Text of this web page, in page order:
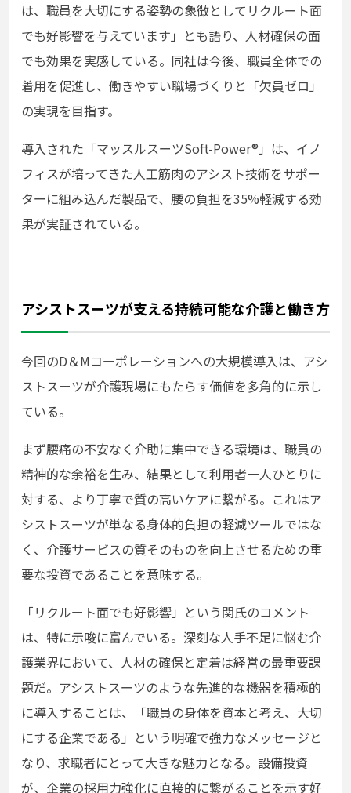
は、職員を大切にする姿勢の象徴としてリクルート面
でも好影響を与えています」とも語り、人材確保の面
でも効果を実感している。同社は今後、職員全体での
着用を促進し、働きやすい職場づくりと「欠員ゼロ」
の実現を目指す。
導入された「マッスルスーツSoft-Power®」は、イノ
フィスが培ってきた人工筋肉のアシスト技術をサポー
ターに組み込んだ製品で、腰の負担を35%軽減する効
果が実証されている。
アシストスーツが支える持続可能な介護と働き方
今回のD＆Mコーポレーションへの大規模導入は、アシ
ストスーツが介護現場にもたらす価値を多角的に示し
ている。
まず腰痛の不安なく介助に集中できる環境は、職員の
精神的な余裕を生み、結果として利用者一人ひとりに
対する、より丁寧で質の高いケアに繋がる。これはア
シストスーツが単なる身体的負担の軽減ツールではな
く、介護サービスの質そのものを向上させるための重
要な投資であることを意味する。
「リクルート面でも好影響」という関氏のコメント
は、特に示唆に富んでいる。深刻な人手不足に悩む介
護業界において、人材の確保と定着は経営の最重要課
題だ。アシストスーツのような先進的な機器を積極的
に導入することは、「職員の身体を資本と考え、大切
にする企業である」という明確で強力なメッセージと
なり、求職者にとって大きな魅力となる。設備投資
が、企業の採用力強化に直接的に繋がることを示す好